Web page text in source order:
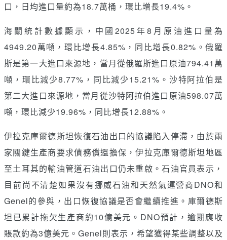
口，日均進口量約為18.7萬桶，環比增長19.4%。
海關統計數據顯示，中國2025年8月原油進口量為
4949.20萬噸，環比增長4.85%，同比增長0.82%。俄羅
斯是第一大進口來源地，當月從俄羅斯進口原油794.41萬
噸，環比減少8.77%，同比減少15.21%。沙特阿拉伯是
第二大進口來源地，當月從沙特阿拉伯進口原油598.07萬
噸，環比減少19.96%，同比增長12.88%。
伊拉克庫爾德斯坦恢復石油出口的協議陷入停滯，由於兩
家關鍵生產商要求債務償還擔保，伊拉克庫爾德斯坦地區
至土耳其的輸油管道石油出口仍未重啟。石油官員表示，
目前尚不清楚如果沒有挪威石油和天然氣運營商DNO和
Genel的參與，出口恢復協議是否會繼續推進。庫爾德斯
坦已累計拖欠生產商約10億美元。DNO預計，逾期應收
賬款約為3億美元。Genel則表示，希望獲得某些調整以及